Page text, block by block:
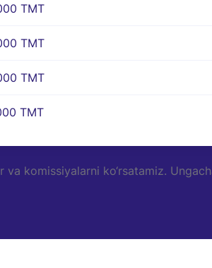
TMT
TMT
TMT
TMT
komissiyalarni ko‘rsatamiz.